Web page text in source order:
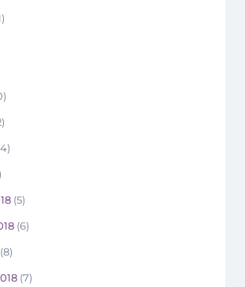
(5)
(6)
(8)
(7)